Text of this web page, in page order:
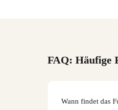
FAQ: Häufige
Wann findet das